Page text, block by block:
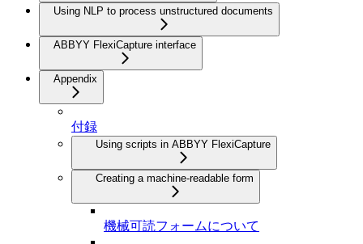
Using NLP to process unstructured documents
ABBYY FlexiCapture interface
Appendix
付録
Using scripts in ABBYY FlexiCapture
Creating a machine-readable form
機械可読フォームについて